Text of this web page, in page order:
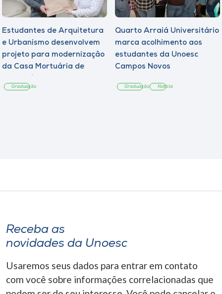
Estudantes de Arquitetura
e Urbanismo desenvolvem
projeto para modernização
da Casa Mortuária de
Graduação
Quarto Arraiá Universitário
marca acolhimento aos
estudantes da Unoesc
Campos Novos
Graduação Notícia
Receba as
novidades da Unoesc
Usaremos seus dados para entrar em contato
com você sobre informações correlacionadas que